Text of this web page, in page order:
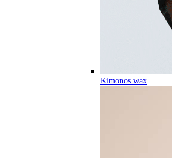
Kimonos wax